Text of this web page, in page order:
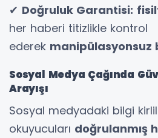
✔ Doğruluk Garantisi:
her haberi titizlikle kontrol
ederek manipülasyonsuz
Sosyal Medya Çağında
Arayışı
Sosyal medyadaki bilgi
okuyucuları doğrulanmış